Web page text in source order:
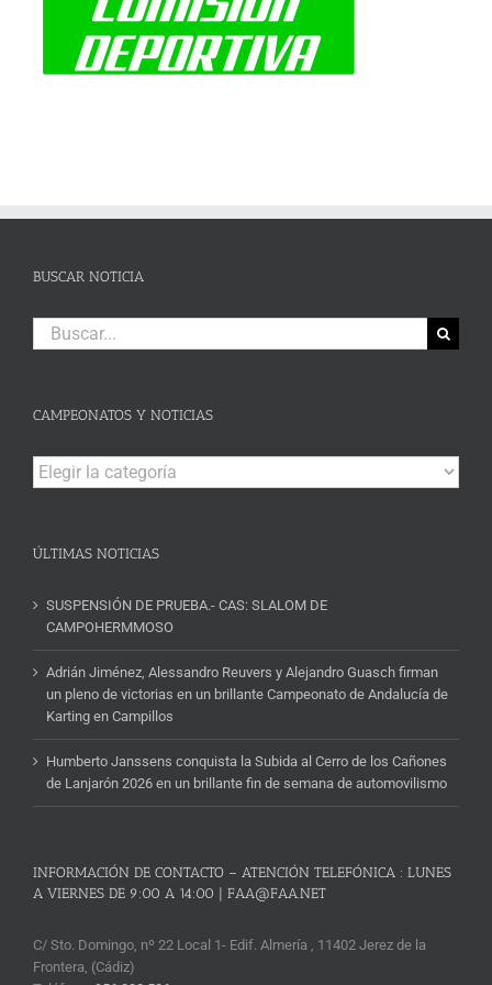
BUSCAR NOTICIA
Buscar:
CAMPEONATOS Y NOTICIAS
Campeonatos
y
ÚLTIMAS NOTICIAS
SUSPENSIÓN DE PRUEBA.- CAS: SLALOM DE
CAMPOHERMMOSO
Adrián Jiménez, Alessandro Reuvers y Alejandro Guasch firman
un pleno de victorias en un brillante Campeonato de Andalucía de
Karting en Campillos
Humberto Janssens conquista la Subida al Cerro de los Cañones
de Lanjarón 2026 en un brillante fin de semana de automovilismo
INFORMACIÓN DE CONTACTO – ATENCIÓN TELEFÓNICA : LUNES
A VIERNES DE 9:00 A 14:00 | FAA@FAA.NET
C/ Sto. Domingo, nº 22 Local 1- Edif. Almería , 11402 Jerez de la
Frontera, (Cádiz)